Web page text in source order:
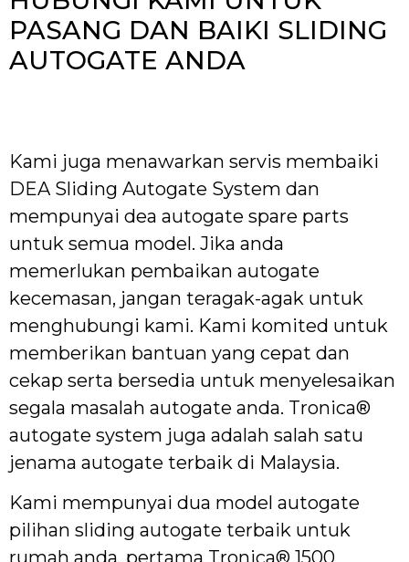
PASANG DAN BAIKI SLIDING
AUTOGATE ANDA
Kami juga menawarkan servis membaiki
DEA Sliding Autogate System dan
mempunyai dea autogate spare parts
untuk semua model. Jika anda
memerlukan pembaikan autogate
kecemasan, jangan teragak-agak untuk
menghubungi kami. Kami komited untuk
memberikan bantuan yang cepat dan
cekap serta bersedia untuk menyelesaikan
segala masalah autogate anda. Tronica®
autogate system juga adalah salah satu
jenama autogate terbaik di Malaysia.
Kami mempunyai dua model autogate
pilihan sliding autogate terbaik untuk
rumah anda, pertama Tronica® 1500